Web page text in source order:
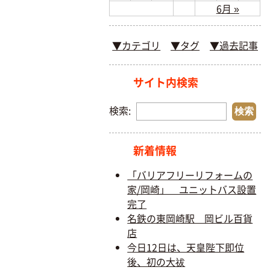
6月 »
▼カテゴリ ▼タグ ▼過去記事
サイト内検索
検索:
新着情報
「バリアフリーリフォームの
家/岡崎」 ユニットバス設置
完了
名鉄の東岡崎駅 岡ビル百貨
店
今日12日は、天皇陛下即位
後、初の大祓